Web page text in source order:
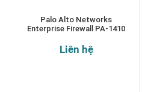
Palo Alto Networks
Enterprise Firewall PA-1410
Liên hệ